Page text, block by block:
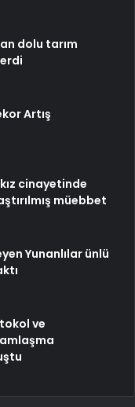
dolu tarım
Artış
cinayetinde
müebbet
Yunanlılar ünlü
ve